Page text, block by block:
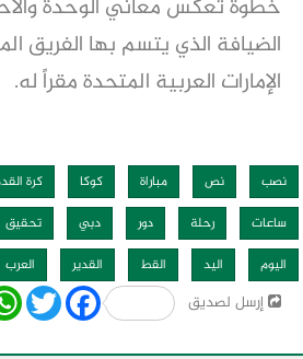
خطوة تعكس معاني الوحدة
الضيافة الذي يتسم بها الفريق
الإمارات العربية المتحدة مقراً له.
نصب نص مباراة كوكا كرة
ساعات
رحلة دور دبي تحقيق
اليوم
اليد القط القدير العرب
إرسل لصديق WhatsApp
Twitter Facebook